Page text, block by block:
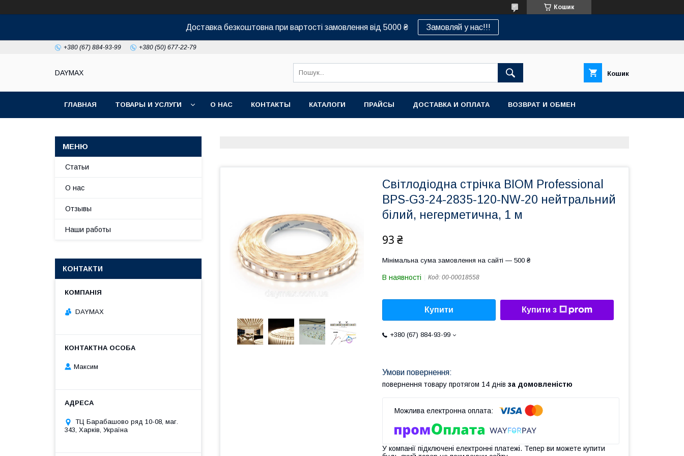
Кошик
Доставка безкоштовна при вартості замовлення від 5000 ₴ Замовляй у нас!!!
+380 (67) 884-93-99 +380 (50) 677-22-79
DAYMAX Кошик
ГЛАВНАЯ ТОВАРЫ И УСЛУГИ О НАС КОНТАКТЫ КАТАЛОГИ ПРАЙСЫ ДОСТАВКА И ОПЛАТА ВОЗВРАТ И ОБМЕН
Світлодіодна стрічка BIOM Professional
BPS-G3-24-2835-120-NW-20 нейтральний
білий, негерметична, 1 м
93 ₴
Мінімальна сума замовлення на сайті — 500 ₴
В наявності Код: 00-00018558
Купити Купити з
+380 (67) 884-93-99
повернення товару протягом 14 днів за домовленістю
У компанії підключені електронні платежі. Тепер ви можете купити
Статьи
О нас
Отзывы
Наши работы
КОНТАКТИ
DAYMAX
Максим
ТЦ Барабашово ряд 10-08, маг.
343, Харків, Україна